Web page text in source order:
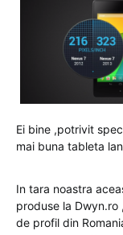
Ei bine ,potrivit
mai buna tableta
In tara noastra
produse la
de profil din